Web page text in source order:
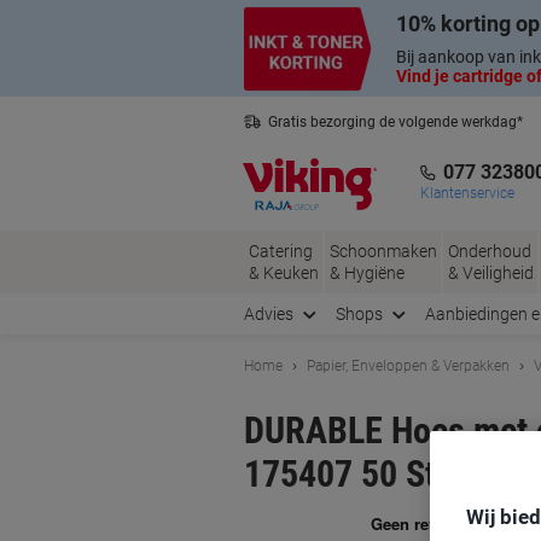
10% korting
Bij aankoop van
Vind je cartridge
Gratis bezorging de volgende werkdag*
077
Klantenservice
Catering
& Keuken
Schoonmaken
& Hygiëne
Onderhoud
& Veiligheid
Advies Shops Aanbiedingen
Home Papier, Enveloppen & Verpakken
DURABLE Hoes
175407 50 Stuks
Wij